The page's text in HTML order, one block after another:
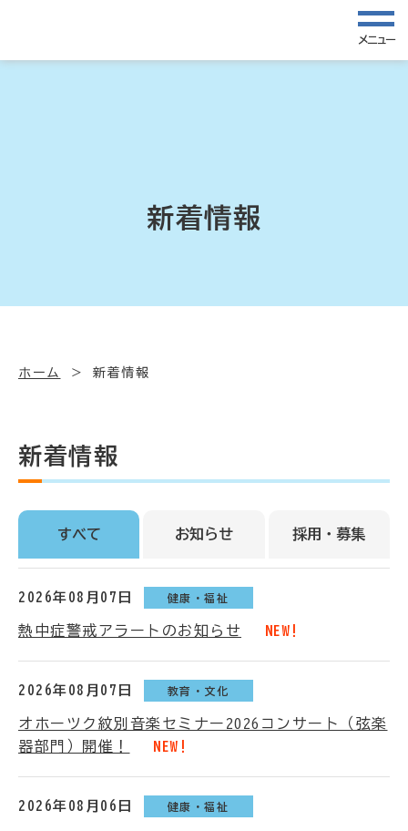
メニュー
新着情報
ホーム 新着情報
新着情報
すべて お知らせ 採用・募集
2026年08月07日 健康・福祉
熱中症警戒アラートのお知らせ NEW!
2026年08月07日 教育・文化
オホーツク紋別音楽セミナー2026コンサート（弦楽
器部門）開催！
NEW!
2026年08月06日 健康・福祉